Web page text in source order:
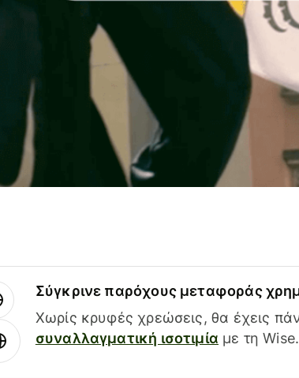
Σύγκρινε παρόχους μεταφοράς
Χωρίς κρυφές χρεώσεις, θα έχεις
συναλλαγματική ισοτιμία με τη Wise.